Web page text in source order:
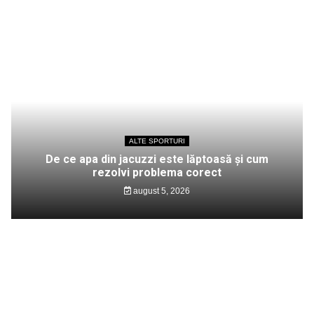
ALTE SPORTURI
De ce apa din jacuzzi este lăptoasă și cum
rezolvi problema corect
august 5, 2026